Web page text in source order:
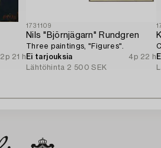
2p 21 h
1731109
Nils "Björnjägarn" Rundgren
Three paintings, "Figures".
Ei tarjouksia
4p 22 h
Lähtöhinta 2 500 SEK